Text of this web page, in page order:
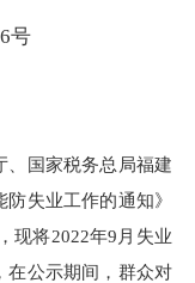
号
国家税务总局福建
失业工作的通知》
现将2022年9月失业
在公示期间，群众对